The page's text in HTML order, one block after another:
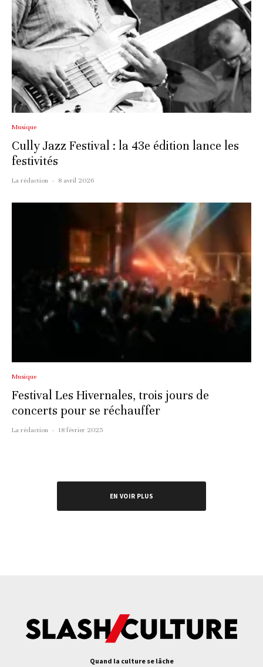
Musique
Cully Jazz Festival : la 43e édition lance les
festivités
La rédaction · 8 avril 2026
Musique
Festival Les Hivernales, trois jours de
concerts pour se réchauffer
La rédaction · 18 février 2025
EN VOIR PLUS
Quand la culture se lâche